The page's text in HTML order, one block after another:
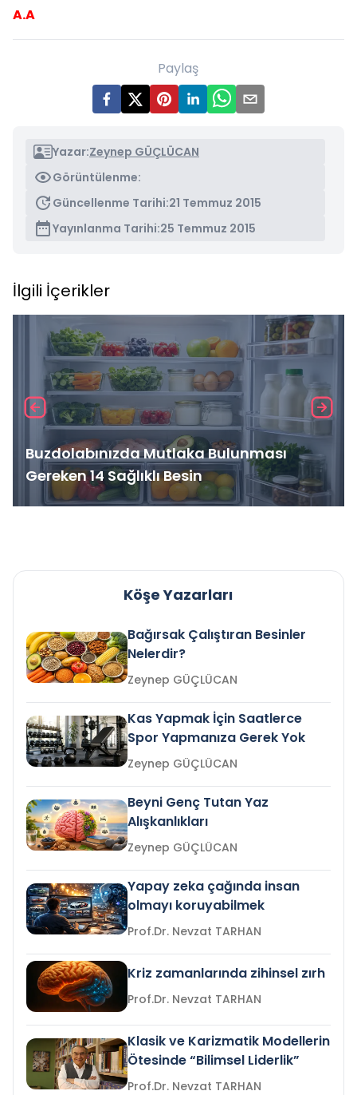
A.A
Paylaş
Yazar:Zeynep GÜÇLÜCAN
Görüntülenme:
Güncellenme Tarihi:21 Temmuz 2015
Yayınlanma Tarihi:25 Temmuz 2015
İlgili İçerikler
Buzdolabınızda Mutlaka Bulunması
Gereken 14 Sağlıklı Besin
Köşe Yazarları
Bağırsak Çalıştıran Besinler
Nelerdir?
Zeynep GÜÇLÜCAN
Kas Yapmak İçin Saatlerce
Spor Yapmanıza Gerek Yok
Zeynep GÜÇLÜCAN
Beyni Genç Tutan Yaz
Alışkanlıkları
Zeynep GÜÇLÜCAN
Yapay zeka çağında insan
olmayı koruyabilmek
Prof.Dr. Nevzat TARHAN
Kriz zamanlarında zihinsel zırh
Prof.Dr. Nevzat TARHAN
Klasik ve Karizmatik Modellerin
Ötesinde “Bilimsel Liderlik”
Prof.Dr. Nevzat TARHAN